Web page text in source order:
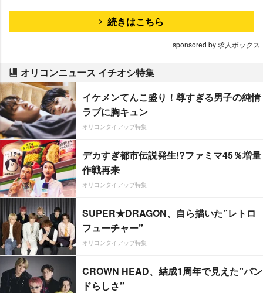
続きはこちら
sponsored by 求人ボックス
オリコンニュース イチオシ特集
イケメンてんこ盛り！尊すぎる男子の純情
ラブに胸キュン
オリコンタイアップ特集
デカすぎ都市伝説発生!?ファミマ45％増量
作戦再来
オリコンタイアップ特集
SUPER★DRAGON、自ら描いた”レトロ
フューチャー”
オリコンタイアップ特集
CROWN HEAD、結成1周年で見えた”バン
ドらしさ”